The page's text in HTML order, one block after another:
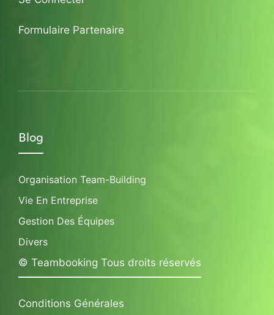
Formulaire Partenaire
Blog
Organisation Team-Building
Vie En Entreprise
Gestion Des Équipes
Divers
© Teambooking Tous droits réservés
Conditions Générales